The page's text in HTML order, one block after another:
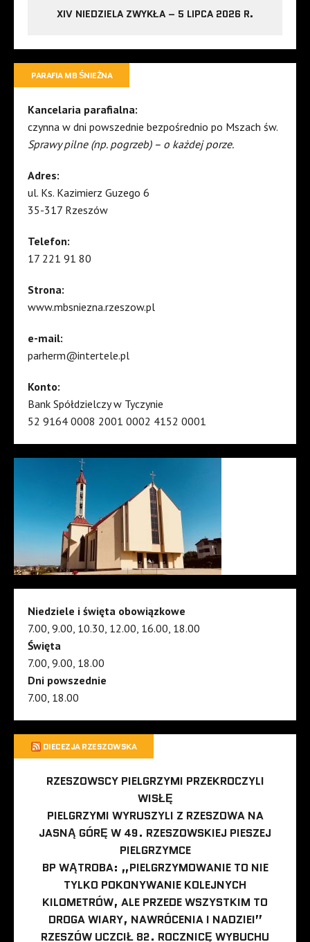
XIV NIEDZIELA ZWYKŁA – 5 LIPCA 2026 R.
PARAFIA MB ŚNIEŻNA
Kancelaria parafialna:
czynna w dni powszednie bezpośrednio po Mszach św.
Sprawy pilne (np. pogrzeb) – o każdej porze.
Adres:
ul. Ks. Kazimierz Guzego 6
35-317 Rzeszów
Telefon:
17 221 91 80
Strona:
www.mbsniezna.rzeszow.pl
e-mail:
parherm@intertele.pl
Konto:
Bank Spółdzielczy w Tyczynie
52 9164 0008 2001 0002 4152 0001
Niedziele i święta obowiązkowe
7.00, 9.00, 10.30, 12.00, 16.00, 18.00
Święta
7.00, 9.00, 18.00
Dni powszednie
7.00, 18.00
DIECEZJA RZESZOWSKA
RZESZOWSCY PIELGRZYMI PRZEKROCZYLI
WISŁĘ
PIELGRZYMI WYRUSZYLI Z RZESZOWA NA
JASNĄ GÓRĘ W 49. RZESZOWSKIEJ PIESZEJ
PIELGRZYMCE
BP WĄTROBA: „PIELGRZYMOWANIE TO NIE
TYLKO POKONYWANIE KOLEJNYCH
KILOMETRÓW, ALE PRZEDE WSZYSTKIM TO
DROGA WIARY, NAWRÓCENIA I NADZIEI”
RZESZÓW UCZCIŁ 82. ROCZNICĘ WYBUCHU